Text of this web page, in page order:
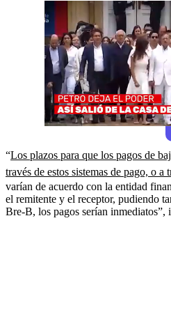
“Los plazos para que los pagos de
través de estos sistemas de pago, o a
varían de acuerdo con la entidad
el remitente y el receptor, pudiendo
Bre-B, los pagos serían inmediatos”,